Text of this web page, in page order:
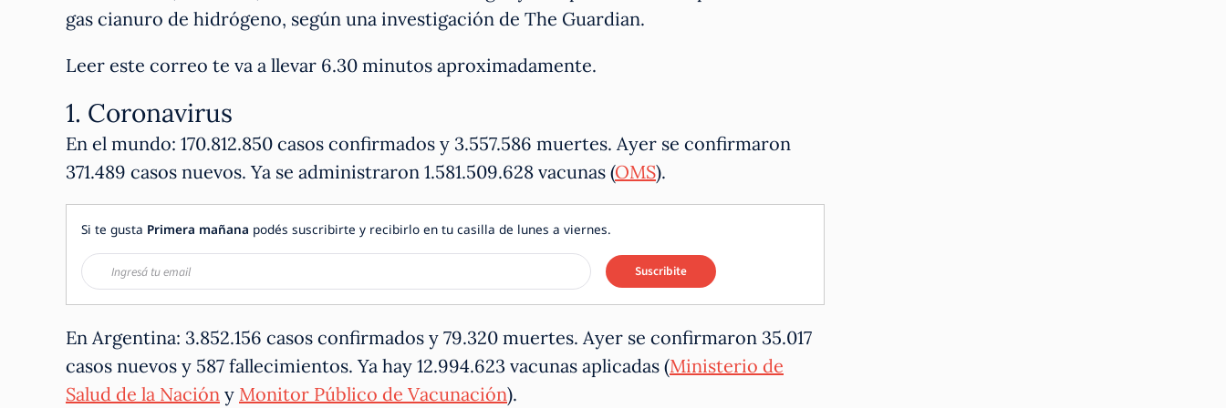
gas cianuro de hidrógeno, según una investigación de The Guardian.
Leer este correo te va a llevar 6.30 minutos aproximadamente.
1. Coronavirus
En el mundo: 170.812.850 casos confirmados y 3.557.586 muertes. Ayer se confirmaron
371.489 casos nuevos. Ya se administraron 1.581.509.628 vacunas (OMS).
Si te gusta Primera mañana podés suscribirte y recibirlo en tu casilla de lunes a viernes.
Suscribite
En Argentina: 3.852.156 casos confirmados y 79.320 muertes. Ayer se confirmaron 35.017
casos nuevos y 587 fallecimientos. Ya hay 12.994.623 vacunas aplicadas (Ministerio de
Salud de la Nación y Monitor Público de Vacunación).